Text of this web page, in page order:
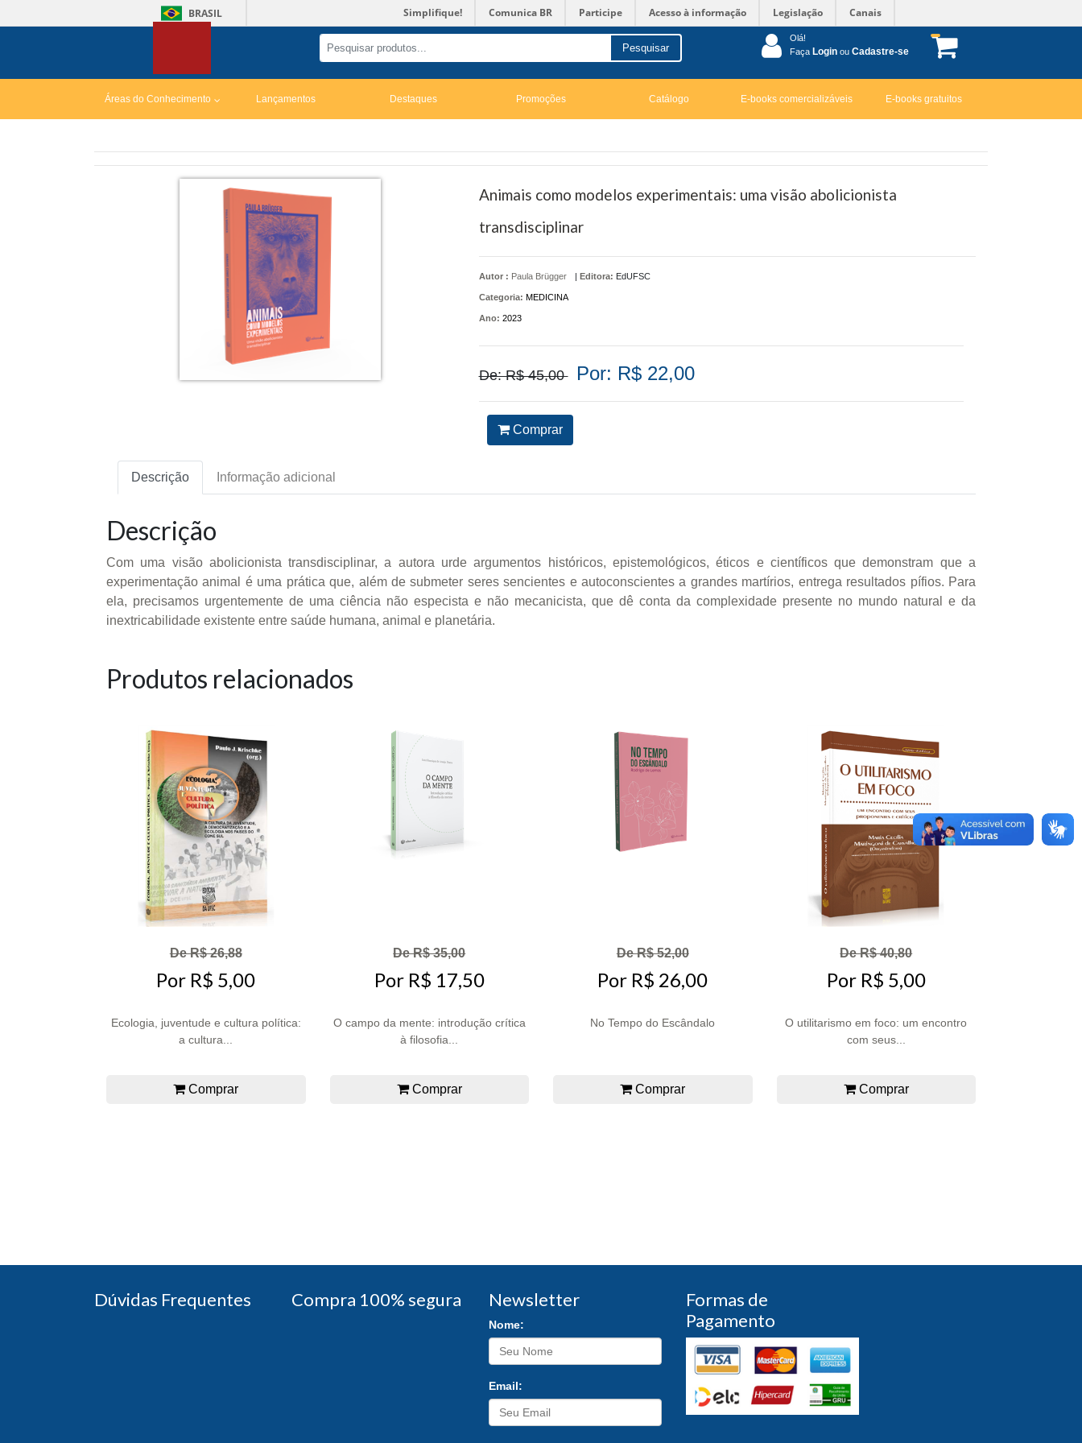
BRASIL Simplifique! Comunica BR Participe Acesso à informação Legislação Canais
Pesquisar
Olá!
Faça Login ou Cadastre-se
Áreas do Conhecimento Lançamentos Destaques Promoções Catálogo E-books comercializáveis E-books gratuitos
Animais como modelos experimentais: uma visão abolicionista
transdisciplinar
Autor : Paula Brügger | Editora: EdUFSC
Categoria: MEDICINA
Ano: 2023
De: R$ 45,00 Por: R$ 22,00
Comprar
Descrição Informação adicional
Descrição
Com uma visão abolicionista transdisciplinar, a autora urde argumentos históricos, epistemológicos, éticos e científicos que demonstram que a
experimentação animal é uma prática que, além de submeter seres sencientes e autoconscientes a grandes martírios, entrega resultados pífios. Para
ela, precisamos urgentemente de uma ciência não especista e não mecanicista, que dê conta da complexidade presente no mundo natural e da
inextricabilidade existente entre saúde humana, animal e planetária.
Produtos relacionados
De R$ 26,88
Por R$ 5,00
Ecologia, juventude e cultura política:
a cultura...
Comprar
De R$ 35,00
Por R$ 17,50
O campo da mente: introdução crítica
à filosofia...
Comprar
De R$ 52,00
Por R$ 26,00
No Tempo do Escândalo
Comprar
De R$ 40,80
Por R$ 5,00
O utilitarismo em foco: um encontro
com seus...
Comprar
Dúvidas Frequentes Compra 100% segura Newsletter
Nome:
Email:
Formas de
Pagamento